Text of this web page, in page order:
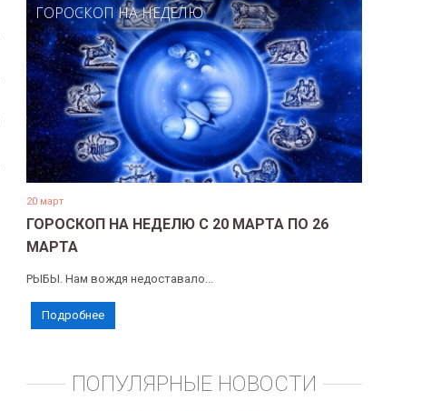
ГОРОСКОП НА НЕДЕЛЮ
20 март
ГОРОСКОП НА НЕДЕЛЮ С 20 МАРТА ПО 26
МАРТА
РЫБЫ. Нам вождя недоставало...
Подробнее
ПОПУЛЯРНЫЕ НОВОСТИ